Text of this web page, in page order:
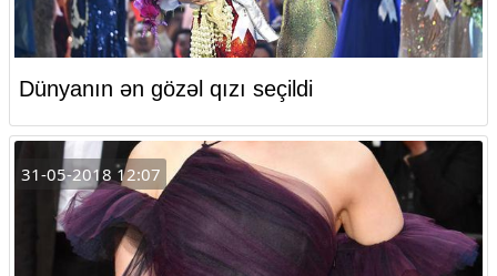
Dünyanın ən gözəl qızı seçildi
31-05-2018 12:07